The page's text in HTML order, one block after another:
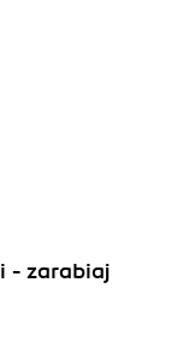
- zarabiaj